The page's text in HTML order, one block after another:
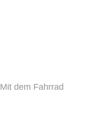
Mit dem Fahrrad